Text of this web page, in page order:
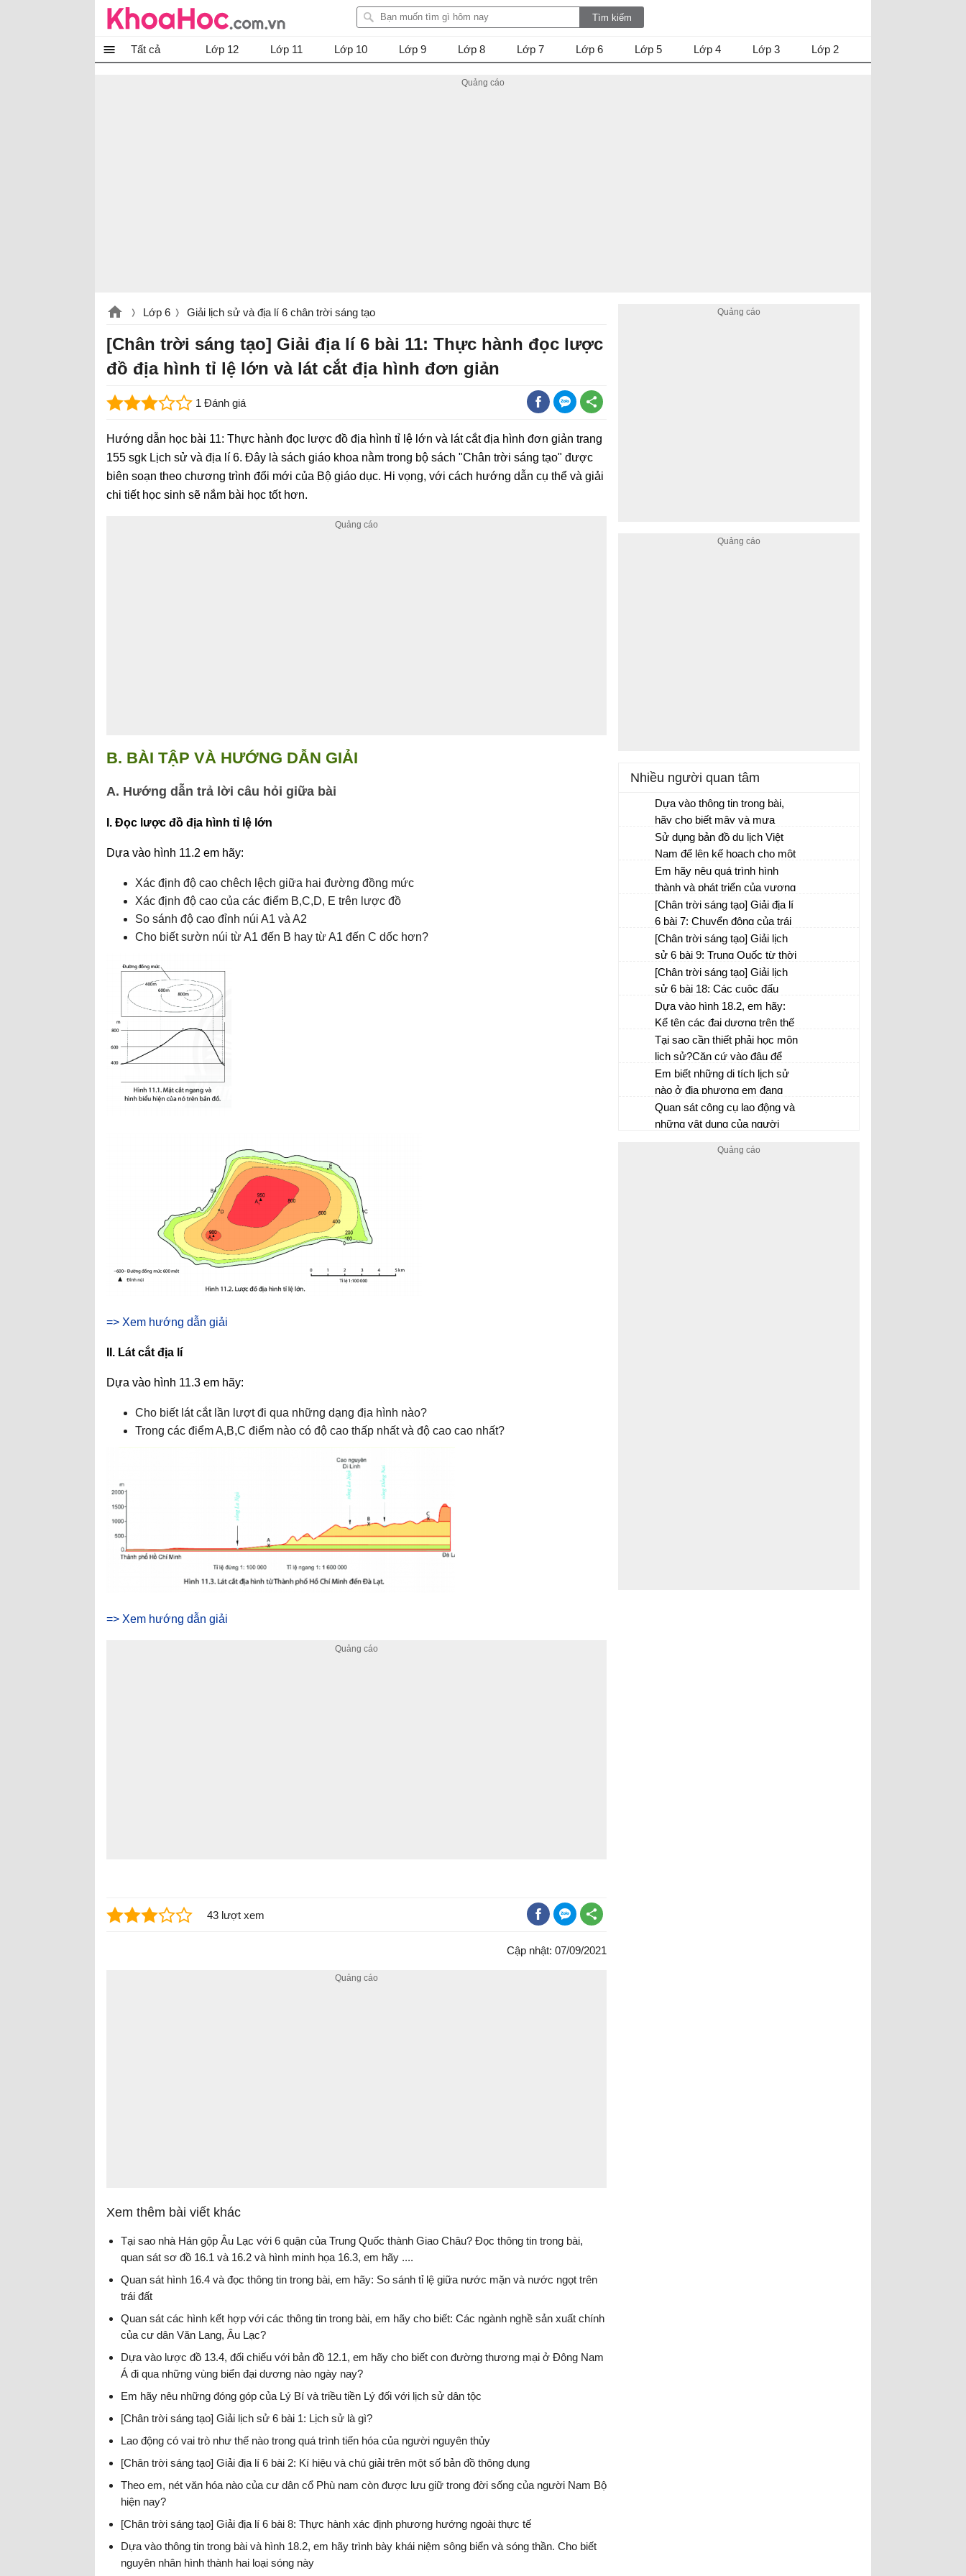
Tất cả Lớp 12 Lớp 11 Lớp 10 Lớp 9 Lớp 8 Lớp 7 Lớp 6 Lớp 5 Lớp 4 Lớp 3 Lớp 2
Lớp 6 Giải lịch sử và địa lí 6 chân trời sáng tạo
[Chân trời sáng tạo] Giải địa lí 6 bài 11: Thực hành đọc lược
đồ địa hình tỉ lệ lớn và lát cắt địa hình đơn giản
1 Đánh giá
Hướng dẫn học bài 11: Thực hành đọc lược đồ địa hình tỉ lệ lớn và lát cắt địa hình đơn giản trang
155 sgk Lịch sử và địa lí 6. Đây là sách giáo khoa nằm trong bộ sách "Chân trời sáng tạo" được
biên soạn theo chương trình đổi mới của Bộ giáo dục. Hi vọng, với cách hướng dẫn cụ thể và giải
chi tiết học sinh sẽ nắm bài học tốt hơn.
B. BÀI TẬP VÀ HƯỚNG DẪN GIẢI
A. Hướng dẫn trả lời câu hỏi giữa bài
. Đọc lược đồ địa hình tỉ lệ lớn
Dựa vào hình 11.2 em hãy:
Xác định độ cao chêch lệch giữa hai đường đồng mức
Xác định độ cao của các điểm B,C,D, E trên lược đồ
So sánh độ cao đỉnh núi A1 và A2
Cho biết sườn núi từ A1 đến B hay từ A1 đến C dốc hơn?
=> Xem hướng dẫn giải
II. Lát cắt địa lí
Dựa vào hình 11.3 em hãy:
Cho biết lát cắt lần lượt đi qua những dạng địa hình nào?
Trong các điểm A,B,C điểm nào có độ cao thấp nhất và độ cao cao nhất?
=> Xem hướng dẫn giải
43 lượt xem
Cập nhật: 07/09/2021
Xem thêm bài viết khác
Tại sao nhà Hán gộp Âu Lạc với 6 quận của Trung Quốc thành Giao Châu? Đọc thông tin trong bài,
quan sát sơ đồ 16.1 và 16.2 và hình minh họa 16.3, em hãy ....
Quan sát hình 16.4 và đọc thông tin trong bài, em hãy: So sánh tỉ lệ giữa nước mặn và nước ngọt trên
trái đất
Quan sát các hình kết hợp với các thông tin trong bài, em hãy cho biết: Các ngành nghề sản xuất chính
của cư dân Văn Lang, Âu Lạc?
Dựa vào lược đồ 13.4, đối chiếu với bản đồ 12.1, em hãy cho biết con đường thương mại ở Đông Nam
Á đi qua những vùng biển đại dương nào ngày nay?
Em hãy nêu những đóng góp của Lý Bí và triều tiền Lý đối với lịch sử dân tộc
[Chân trời sáng tạo] Giải lịch sử 6 bài 1: Lịch sử là gì?
Lao động có vai trò như thế nào trong quá trình tiến hóa của người nguyên thủy
[Chân trời sáng tạo] Giải địa lí 6 bài 2: Kí hiệu và chú giải trên một số bản đồ thông dụng
Theo em, nét văn hóa nào của cư dân cổ Phù nam còn được lưu giữ trong đời sống của người Nam Bộ
hiện nay?
[Chân trời sáng tạo] Giải địa lí 6 bài 8: Thực hành xác định phương hướng ngoài thực tế
Dựa vào thông tin trong bài và hình 18.2, em hãy trình bày khái niệm sông biển và sóng thần. Cho biết
nguyên nhân hình thành hai loại sóng này
Nhiều người quan tâm
Dựa vào thông tin trong bài,
hãy cho biết mây và mưa
được hình thành như thế nào?
Sử dụng bản đồ du lịch Việt
Nam để lên kế hoạch cho một
chuyến đi chơi trong ba ngày.
Hãy chọn các điểm dừng
chân và lên kế hoạch cụ thể
cho chuyến đi.
Em hãy nêu quá trình hình
thành và phát triển của vương
quốc Champa
[Chân trời sáng tạo] Giải địa lí
6 bài 7: Chuyển động của trái
đất quanh mặt trời và hệ quả
[Chân trời sáng tạo] Giải lịch
sử 6 bài 9: Trung Quốc từ thời
cổ đại đến thế kỉ VII
[Chân trời sáng tạo] Giải lịch
sử 6 bài 18: Các cuộc đấu
tranh giành độc lập dân tộc
trước thế kỉ X
Dựa vào hình 18.2, em hãy:
Kể tên các đại dương trên thế
giới
Tại sao cần thiết phải học môn
lịch sử?Căn cứ vào đâu để
biết và dựng lại lịch sử?
Em biết những di tích lịch sử
nào ở địa phương em đang
sống? hãy kể cho cả lớp nghe
về sự kiện lịch sử liên quan
Quan sát công cụ lao động và
những vật dụng của người
Nguyên, Đồng Đậu Gò Mun,